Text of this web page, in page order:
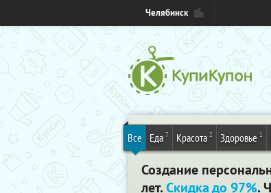
Челябинск
Все Еда 7 Красота 2 Здоровье 1
Создание
лет.Скидка до 97%.